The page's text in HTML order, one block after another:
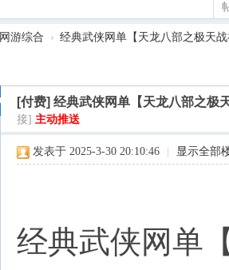
网游综合 › 经典武侠网单【天龙八部之极天
[付费] 经典武侠网单【天龙八部之极
接] 主动推送
发表于 2025-3-30 20:10:46 显示全部
经典武侠网单